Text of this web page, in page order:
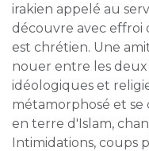
irakien appelé au
découvre avec effroi
est chrétien. Une
nouer entre les
idéologiques et
métamorphosé et se
en terre d'Islam,
Intimidations, coups